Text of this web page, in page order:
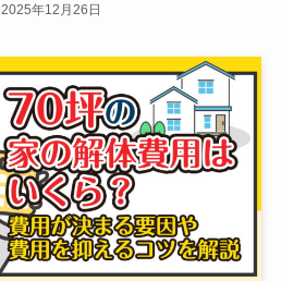
2025年12月26日